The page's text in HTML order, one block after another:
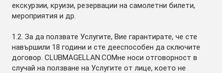
екскурзии, круизи, резервации на самолетни билети,
мероприятия и др.
1.2. За да ползвате Услугите, Вие гарантирате, че сте
навършили 18 години и сте дееспособен да сключите
договор. CLUBMAGELLAN.COMне носи отговорност в
случай на ползване на Услугите от лице, което не